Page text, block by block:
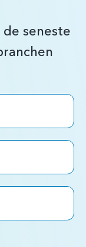
seneste